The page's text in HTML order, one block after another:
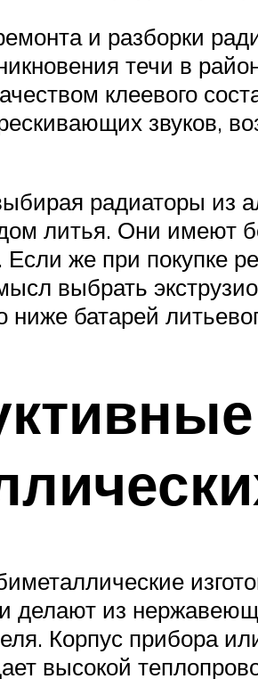
и разборки
течи в
клеевого
звуков,
радиаторы из
литья. Они имеют
Если же при покупке
выбрать
ниже батарей
делают из
Корпус прибора
высокой